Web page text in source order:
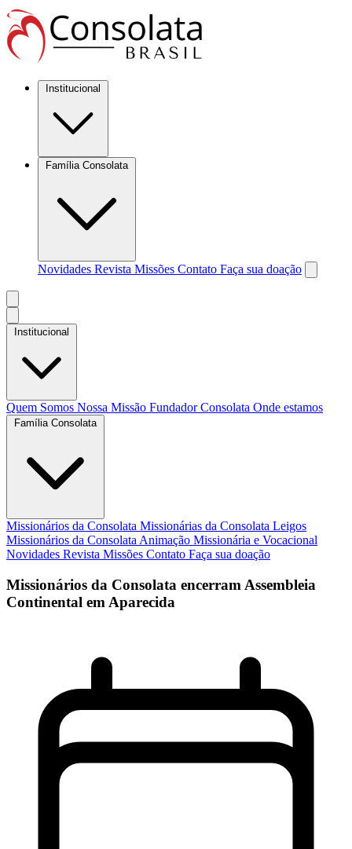
Institucional
Família Consolata
Novidades Revista Missões Contato Faça sua doação
Institucional
Quem Somos Nossa Missão FundadorConsolata Onde estamos
Família Consolata
Missionários da Consolata Missionárias da Consolata Leigos
Missionários da Consolata Animação Missionária e Vocacional
Novidades Revista Missões Contato Faça sua doação
Missionários da Consolata encerram Assembleia
Continental em Aparecida